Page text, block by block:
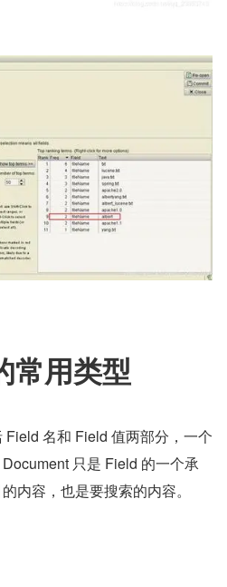
常用类型
名和 Field 值两部分，一个
只是 Field 的一个承
内容，也是要搜索的内容。